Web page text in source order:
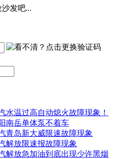
发吧...
水温过高自动熄火故障现象！
南岳单体泵不着车
青岛新大威限速故障现象
解放限速报故障现象
解放急加油到底出现少许黑烟